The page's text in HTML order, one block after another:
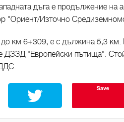
дъга е продължение на
"Ориент/Източно
до км 6+309, е с дължина 5,3
ДЗЗД "Европейски пътища".
Save